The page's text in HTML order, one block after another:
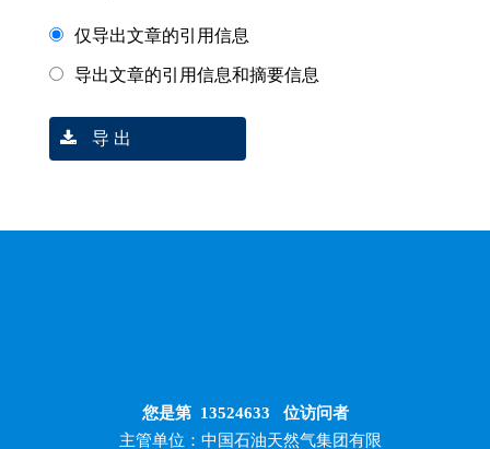
仅导出文章的引用信息
导出文章的引用信息和摘要信息
导 出
您是第 13524633 位访问者
主管单位：中国石油天然气集团有限